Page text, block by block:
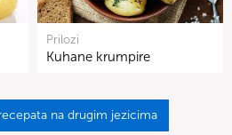
Prilozi
Kuhane krumpire
na drugim jezicima